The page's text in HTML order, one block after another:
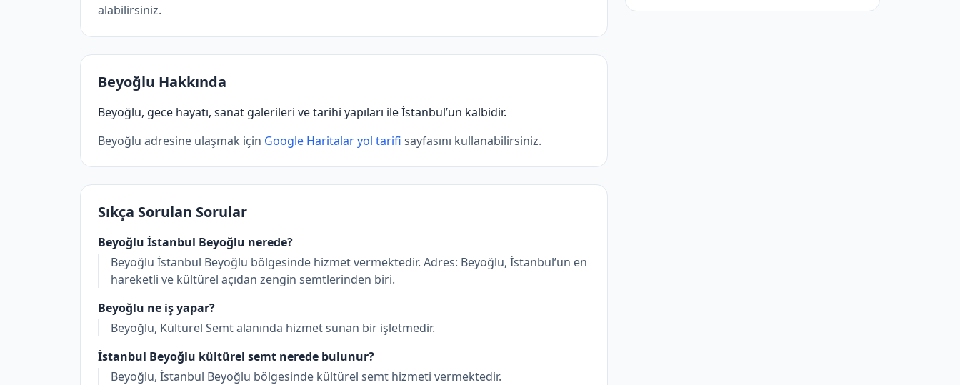
alabilirsiniz.
Beyoğlu Hakkında
Beyoğlu, gece hayatı, sanat galerileri ve tarihi yapıları ile İstanbul’un kalbidir.
Beyoğlu adresine ulaşmak için Google Haritalar yol tarifi sayfasını kullanabilirsiniz.
Sıkça Sorulan Sorular
Beyoğlu İstanbul Beyoğlu nerede?
Beyoğlu İstanbul Beyoğlu bölgesinde hizmet vermektedir. Adres: Beyoğlu, İstanbul’un en
hareketli ve kültürel açıdan zengin semtlerinden biri.
Beyoğlu ne iş yapar?
Beyoğlu, Kültürel Semt alanında hizmet sunan bir işletmedir.
İstanbul Beyoğlu kültürel semt nerede bulunur?
Beyoğlu, İstanbul Beyoğlu bölgesinde kültürel semt hizmeti vermektedir.